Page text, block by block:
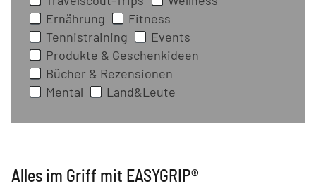
Ernährung
Fitness
Tennistraining
Events
Produkte & Geschenkideen
Bücher & Rezensionen
Mental
Land&Leute
Alles im Griff mit EASYGRIP®